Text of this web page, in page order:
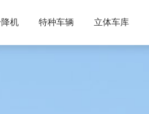
机 特种车辆 立体车库